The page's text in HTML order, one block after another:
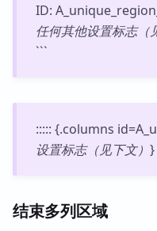
ID:
任何其他设置标志（
```
::::: {.columns
设置标志（见下文） }
结束多列区域